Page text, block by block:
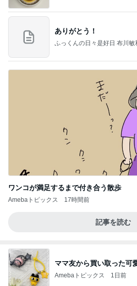
ありがとう！
ふっくんの日々是好日 布川敏和オフィシャルブロ
ワンコが満足するまで付き合う散歩
Amebaトピックス 17時間前
記事を読む
ママ友から買い取った可
Amebaトピックス 1日前